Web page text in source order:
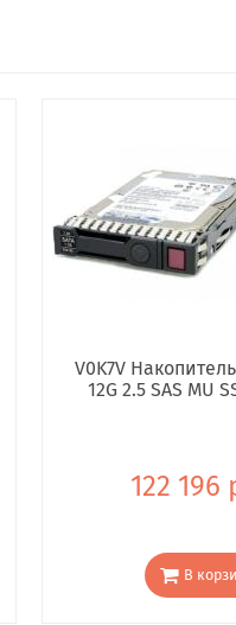
V0K7V
12G 2.5 SAS MU
122 196
В